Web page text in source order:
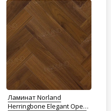
Ламинат Norland
Herringbone Elegant Орех